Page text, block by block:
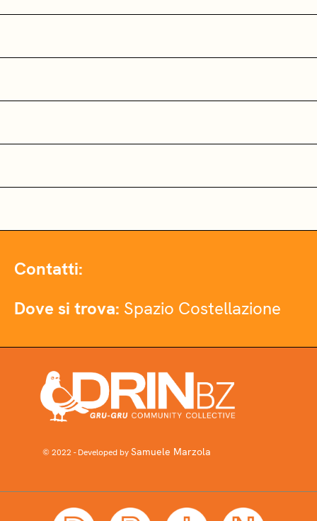
Contatti:
Dove si trova: Spazio Costellazione
© 2022 - Developed bySamuele Marzola